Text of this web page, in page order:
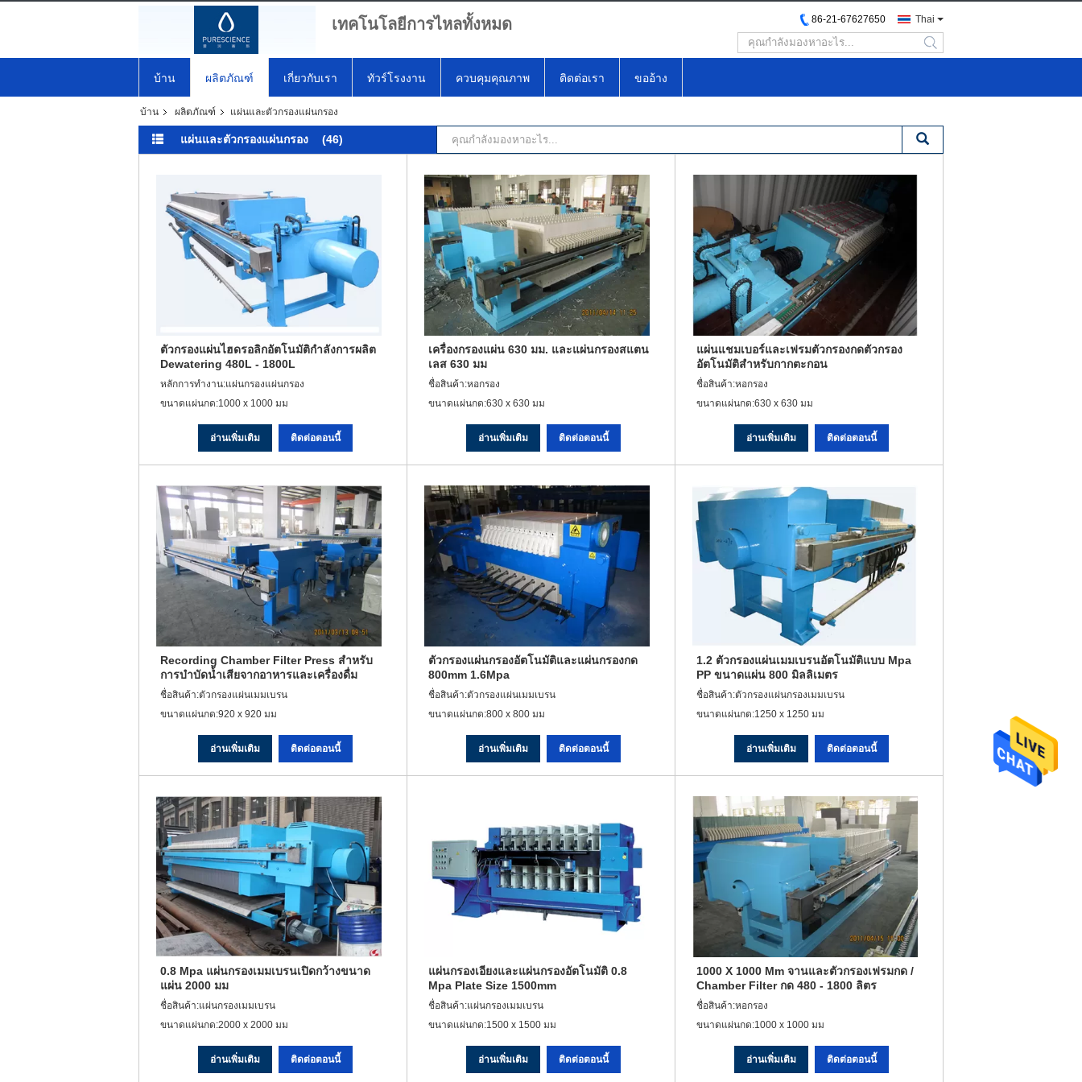
เทคโนโลยีการไหลทั้งหมด Thai
86-21-67627650
search
บ้าน ผลิตภัณฑ์ เกี่ยวกับเรา ทัวร์โรงงาน ควบคุมคุณภาพ ติดต่อเรา ขออ้าง
บ้าน ผลิตภัณฑ์ แผ่นและตัวกรองแผ่นกรอง
แผ่นและตัวกรองแผ่นกรอง (46)
ตัวกรองแผ่นไฮดรอลิกอัตโนมัติกำลังการผลิต
Dewatering 480L - 1800L
หลักการทำงาน:แผ่นกรองแผ่นกรอง
ขนาดแผ่นกด:1000 x 1000 มม
อ่านเพิ่มเติม ติดต่อตอนนี้
เครื่องกรองแผ่น 630 มม. และแผ่นกรองสแตน
เลส 630 มม
ชื่อสินค้า:หอกรอง
ขนาดแผ่นกด:630 x 630 มม
อ่านเพิ่มเติม ติดต่อตอนนี้
แผ่นแชมเบอร์และเฟรมตัวกรองกดตัวกรอง
อัตโนมัติสำหรับกากตะกอน
ชื่อสินค้า:หอกรอง
ขนาดแผ่นกด:630 x 630 มม
อ่านเพิ่มเติม ติดต่อตอนนี้
Recording Chamber Filter Press สำหรับ
การบำบัดน้ำเสียจากอาหารและเครื่องดื่ม
ชื่อสินค้า:ตัวกรองแผ่นเมมเบรน
ขนาดแผ่นกด:920 x 920 มม
อ่านเพิ่มเติม ติดต่อตอนนี้
ตัวกรองแผ่นกรองอัตโนมัติและแผ่นกรองกด
800mm 1.6Mpa
ชื่อสินค้า:ตัวกรองแผ่นเมมเบรน
ขนาดแผ่นกด:800 x 800 มม
อ่านเพิ่มเติม ติดต่อตอนนี้
1.2 ตัวกรองแผ่นเมมเบรนอัตโนมัติแบบ Mpa
PP ขนาดแผ่น 800 มิลลิเมตร
ชื่อสินค้า:ตัวกรองแผ่นกรองเมมเบรน
ขนาดแผ่นกด:1250 x 1250 มม
อ่านเพิ่มเติม ติดต่อตอนนี้
0.8 Mpa แผ่นกรองเมมเบรนเปิดกว้างขนาด
แผ่น 2000 มม
ชื่อสินค้า:แผ่นกรองเมมเบรน
ขนาดแผ่นกด:2000 x 2000 มม
อ่านเพิ่มเติม ติดต่อตอนนี้
แผ่นกรองเอียงและแผ่นกรองอัตโนมัติ 0.8
Mpa Plate Size 1500mm
ชื่อสินค้า:แผ่นกรองเมมเบรน
ขนาดแผ่นกด:1500 x 1500 มม
อ่านเพิ่มเติม ติดต่อตอนนี้
1000 X 1000 Mm จานและตัวกรองเฟรมกด /
Chamber Filter กด 480 - 1800 ลิตร
ชื่อสินค้า:หอกรอง
ขนาดแผ่นกด:1000 x 1000 มม
อ่านเพิ่มเติม ติดต่อตอนนี้